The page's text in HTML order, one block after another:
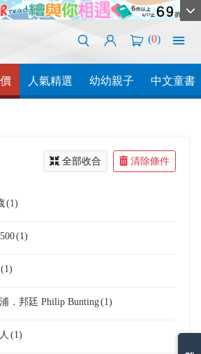
(0)
人氣精選 幼幼親子 中文童書
全部收合 清除條件
(1)
(1)
(1)
．邦廷 Philip Bunting(1)
(1)